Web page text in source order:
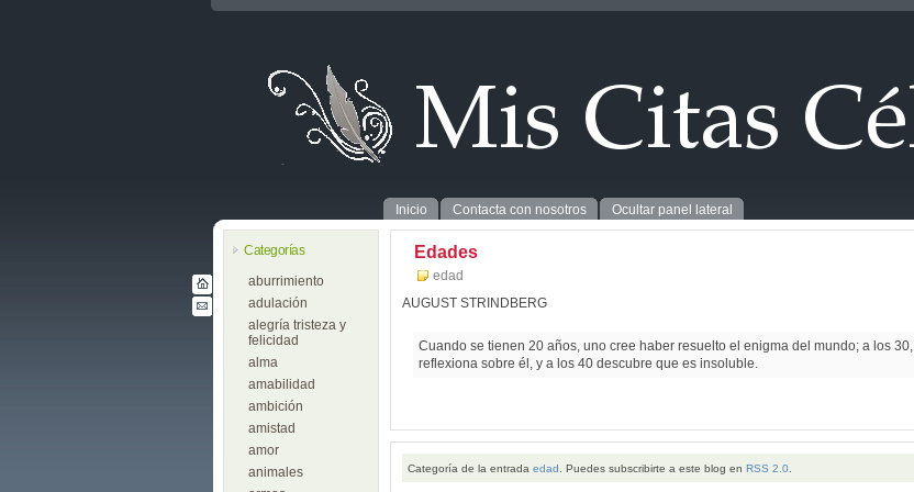
Inicio Contacta con nosotros Ocultar panel lateral
Categorías
aburrimiento
adulación
alegría tristeza y
felicidad
alma
amabilidad
ambición
amistad
amor
animales
Edades
edad
AUGUST STRINDBERG
Cuando se tienen 20 años, uno cree haber resuelto el enigma del mundo; a los 30,
reflexiona sobre él, y a los 40 descubre que es insoluble.
Categoría de la entrada edad . Puedes subscribirte a este blog en RSS 2.0